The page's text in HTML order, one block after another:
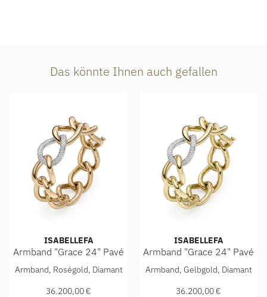
Das könnte Ihnen auch gefallen
ISABELLEFA
Armband "Grace 24" Pavé
IsabelleFa Armband "Grace 24" Pavé, Ref: 60024/
Armband, Roségold, Diamant
36.200,00 €
ISABELLEFA
Armband "Grace 24" Pavé
IsabelleFa Armband
Armband, Gelbgold, Diamant
36.200,00 €